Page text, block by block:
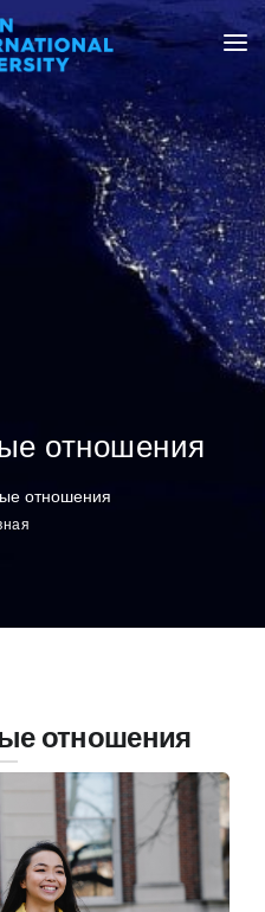
отношения
отношения
отношения